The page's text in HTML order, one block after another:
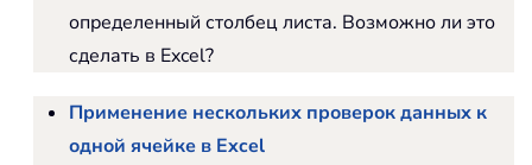
определенный столбец листа. Возможно ли это
сделать в Excel?
Применение нескольких проверок данных к
одной ячейке в Excel